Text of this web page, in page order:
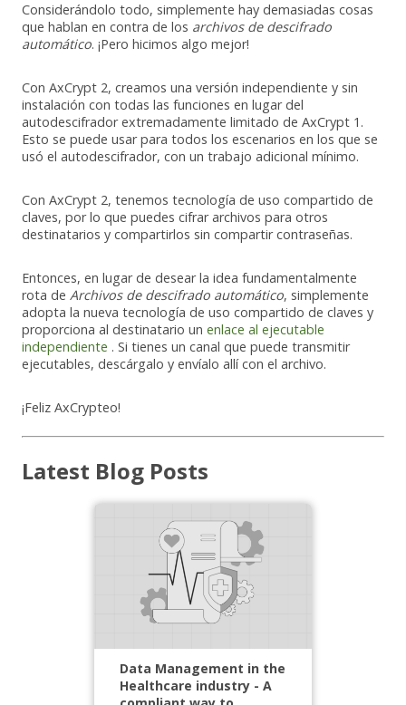
Considerándolo todo, simplemente hay demasiadas cosas
que hablan en contra de los archivos de descifrado
automático. ¡Pero hicimos algo mejor!
Con AxCrypt 2, creamos una versión independiente y sin
instalación con todas las funciones en lugar del
autodescifrador extremadamente limitado de AxCrypt 1.
Esto se puede usar para todos los escenarios en los que se
usó el autodescifrador, con un trabajo adicional mínimo.
Con AxCrypt 2, tenemos tecnología de uso compartido de
claves, por lo que puedes cifrar archivos para otros
destinatarios y compartirlos sin compartir contraseñas.
Entonces, en lugar de desear la idea fundamentalmente
rota de Archivos de descifrado automático, simplemente
adopta la nueva tecnología de uso compartido de claves y
proporciona al destinatario un enlace al ejecutable
independiente . Si tienes un canal que puede transmitir
ejecutables, descárgalo y envíalo allí con el archivo.
¡Feliz AxCrypteo!
Latest Blog Posts
Data Management in the
Healthcare industry - A